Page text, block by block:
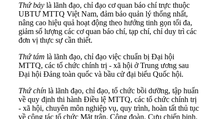
Thứ bảy là lãnh đạo, chỉ đạo cơ quan báo chí trực thuộc
UBTƯ MTTQ Việt Nam, đảm bảo quản lý thống nhất,
nâng cao hiệu quả hoạt động theo hướng tinh gọn tối đa,
giảm số lượng các cơ quan báo chí, tạp chí, chỉ duy trì các
đơn vị thực sự cần thiết.
Thứ tám là lãnh đạo, chỉ đạo việc chuẩn bị Đại hội
MTTQ, các tổ chức chính trị - xã hội ở Trung ương sau
Đại hội Đảng toàn quốc và bầu cử đại biểu Quốc hội.
Thứ chín là lãnh đạo, chỉ đạo, tổ chức bồi dưỡng, tập huấn
về quy định thi hành Điều lệ MTTQ, các tổ chức chính trị
- xã hội, chuyên môn nghiệp vụ, quy trình, hoàn tất thủ tục
về công tác tổ chức Mặt trận, Công đoàn, Cựu chiến binh,